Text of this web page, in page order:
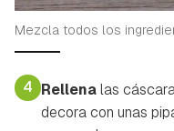
Mezcla todos los
4 Rellenalas
decora con unas